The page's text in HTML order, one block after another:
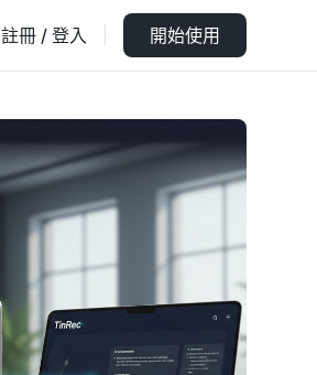
註冊 / 登入 開始使用